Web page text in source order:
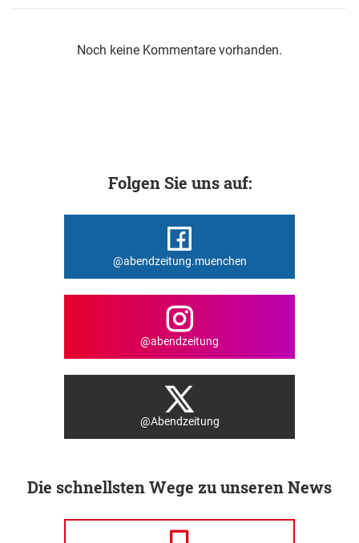
Noch keine Kommentare vorhanden.
Folgen Sie uns auf:
@abendzeitung.muenchen
@abendzeitung
@Abendzeitung
Die schnellsten Wege zu unseren News